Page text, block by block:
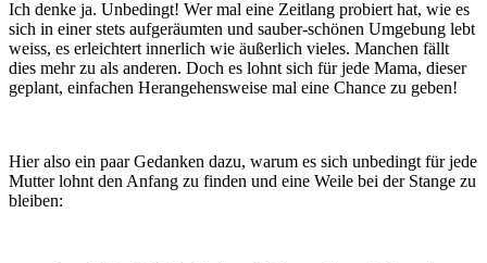
Ich denke ja. Unbedingt! Wer mal eine Zeitlang probiert hat, wie es
sich in einer stets aufgeräumten und sauber-schönen Umgebung lebt
weiss, es erleichtert innerlich wie äußerlich vieles. Manchen fällt
dies mehr zu als anderen. Doch es lohnt sich für jede Mama, dieser
geplant, einfachen Herangehensweise mal eine Chance zu geben!
Hier also ein paar Gedanken dazu, warum es sich unbedingt für jede
Mutter lohnt den Anfang zu finden und eine Weile bei der Stange zu
bleiben: